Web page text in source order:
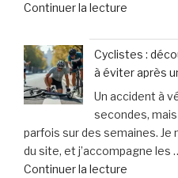
corporels
Continuer la lecture
votre
chien
halète,
bave
et
titube
Cyclistes :
à éviter après
Un accident à
secondes,
parfois sur des semaines. Je
du site, et j’accompagne les
Continuer la lecture